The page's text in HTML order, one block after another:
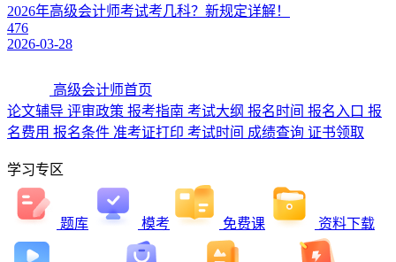
2026年高级会计师考试考几科？新规定详解！
476
2026-03-28
高级会计师首页
论文辅导 评审政策 报考指南 考试大纲 报名时间 报名入口 报
名费用 报名条件 准考证打印 考试时间 成绩查询 证书领取
学习专区
题库 模考 免费课 资料下载